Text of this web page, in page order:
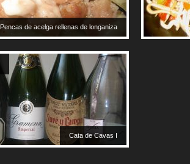
Pencas de acelga rellenas de longaniza
Cata de Cavas I